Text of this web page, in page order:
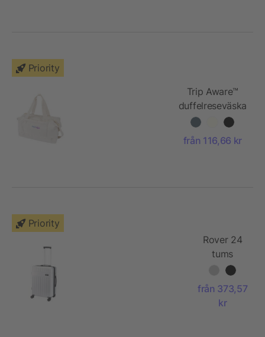
Priority
Trip Aware™
duffelreseväska
av återvunnet
material på 42 l
från 116,66 kr
Priority
Rover 24
tums
kabinväska
av GRS-
återvunnet
material,
från 373,57
kr